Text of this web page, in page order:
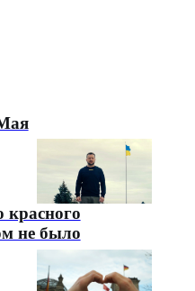
красного
не было